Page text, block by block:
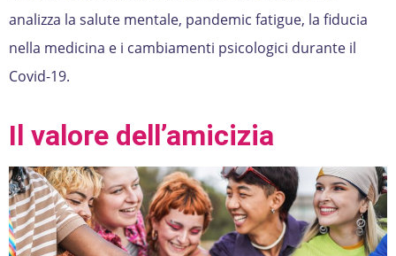
analizza la salute mentale, pandemic fatigue, la fiducia
nella medicina e i cambiamenti psicologici durante il
Covid-19.
Il valore dell’amicizia